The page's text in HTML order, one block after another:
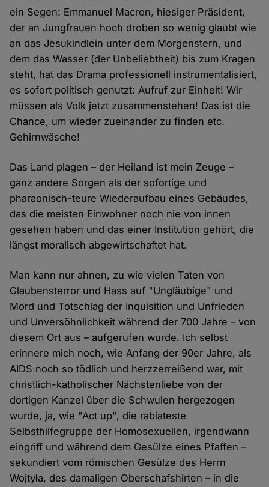
ein Segen: Emmanuel Macron, hiesiger Präsident,
der an Jungfrauen hoch droben so wenig glaubt wie
an das Jesukindlein unter dem Morgenstern, und
dem das Wasser (der Unbeliebtheit) bis zum Kragen
steht, hat das Drama professionell instrumentalisiert,
es sofort politisch genutzt: Aufruf zur Einheit! Wir
müssen als Volk jetzt zusammenstehen! Das ist die
Chance, um wieder zueinander zu finden etc.
Gehirnwäsche!
Das Land plagen – der Heiland ist mein Zeuge –
ganz andere Sorgen als der sofortige und
pharaonisch-teure Wiederaufbau eines Gebäudes,
das die meisten Einwohner noch nie von innen
gesehen haben und das einer Institution gehört, die
längst moralisch abgewirtschaftet hat.
Man kann nur ahnen, zu wie vielen Taten von
Glaubensterror und Hass auf "Ungläubige" und
Mord und Totschlag der Inquisition und Unfrieden
und Unversöhnlichkeit während der 700 Jahre – von
diesem Ort aus – aufgerufen wurde. Ich selbst
erinnere mich noch, wie Anfang der 90er Jahre, als
AIDS noch so tödlich und herzzerreißend war, mit
christlich-katholischer Nächstenliebe von der
dortigen Kanzel über die Schwulen hergezogen
wurde, ja, wie "Act up", die rabiateste
Selbsthilfegruppe der Homosexuellen, irgendwann
eingriff und während dem Gesülze eines Pfaffen –
sekundiert vom römischen Gesülze des Herrn
Wojtyła, des damaligen Oberschafshirten – in die